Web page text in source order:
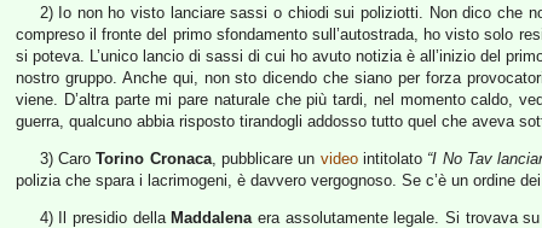
2) Io non ho visto lanciare sassi o chiodi sui poliziotti. Non dico che
compreso il fronte del primo sfondamento sull’autostrada, ho visto solo
si poteva. L’unico lancio di sassi di cui ho avuto notizia è all’inizio del
nostro gruppo. Anche qui, non sto dicendo che siano per forza
viene. D’altra parte mi pare naturale che più tardi, nel momento caldo,
guerra, qualcuno abbia risposto tirandogli addosso tutto quel che aveva
3) CaroTorino Cronaca, pubblicare un videointitolato “I No Tav
polizia che spara i lacrimogeni, è davvero vergognoso. Se c’è un ordine
4) Il presidio della Maddalenaera assolutamente legale. Si trovava